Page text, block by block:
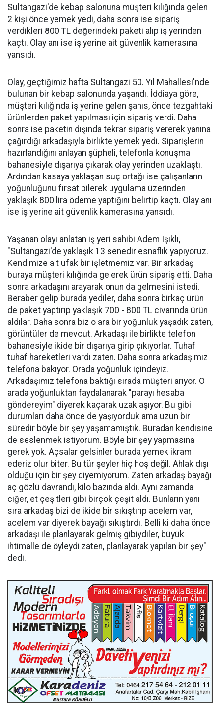
Sultangazi'de kebap salonuna müşteri kılığında gelen
2 kişi önce yemek yedi, daha sonra ise sipariş
verdikleri 800 TL değerindeki paketi alıp iş yerinden
kaçtı. Olay anı ise iş yerine ait güvenlik kamerasına
yansıdı.
Olay, geçtiğimiz hafta Sultangazi 50. Yıl Mahallesi'nde
bulunan bir kebap salonunda yaşandı. İddiaya göre,
müşteri kılığında iş yerine gelen şahıs, önce tezgahtaki
ürünlerden paket yapılması için sipariş verdi. Daha
sonra ise paketin dışında tekrar sipariş vererek yanına
çağırdığı arkadaşıyla birlikte yemek yedi. Siparişlerin
hazırlandığını anlayan şüpheli, telefonla konuşma
bahanesiyle dışarıya çıkarak olay yerinden uzaklaştı.
Ardından kasaya yaklaşan suç ortağı ise çalışanların
yoğunluğunu fırsat bilerek uygulama üzerinden
yaklaşık 800 lira ödeme yaptığını belirtip kaçtı. Olay anı
ise iş yerine ait güvenlik kamerasına yansıdı.
Yaşanan olayı anlatan iş yeri sahibi Adem Işıklı,
"Sultangazi'de yaklaşık 13 senedir esnaflık yapıyoruz.
Kendimize ait ufak bir işletmemiz var. Bir arkadaş
buraya müşteri kılığında gelerek ürün sipariş etti. Daha
sonra arkadaşını arayarak onun da gelmesini istedi.
Beraber gelip burada yediler, daha sonra birkaç ürün
de paket yaptırıp yaklaşık 700 - 800 TL civarında ürün
aldılar. Daha sonra biz o ara bir yoğunluk yaşadık zaten,
görüntüler de mevcut. Arkadaşı ile birlikte telefon
bahanesiyle ikide bir dışarıya girip çıkıyorlar. Tuhaf
tuhaf hareketleri vardı zaten. Daha sonra arkadaşımız
telefona bakıyor. Orada yoğunluk içindeyiz.
Arkadaşımız telefona baktığı sırada müşteri arıyor. O
arada yoğunluktan faydalanarak "parayı hesaba
göndereyim" diyerek kaçarak uzaklaşıyor. Bu gibi
durumları daha önce de yaşıyorduk ama uzun bir
süredir böyle bir şey yaşamamıştık. Buradan kendisine
de seslenmek istiyorum. Böyle bir şey yapmasına
gerek yok. Açsalar gelsinler burada yemek ikram
ederiz olur biter. Bu tür şeyler hiç hoş değil. Ahlak dışı
olduğu için bir şey diyemiyorum. Zaten arkadaş bayağı
aç gözlü davrandı, kilo bazında aldı. Aynı zamanda
ciğer, et çeşitleri gibi birçok çeşit aldı. Bunların yanı
sıra arkadaş bizi de ikide bir sıkıştırıp acelem var,
acelem var diyerek bayağı sıkıştırdı. Belli ki daha önce
arkadaşı ile planlayarak gelmiş gibiydiler, büyük
ihtimalle de öyleydi zaten, planlayarak yapılan bir şey"
dedi.